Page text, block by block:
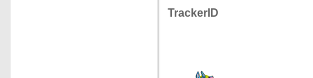
TrackerID